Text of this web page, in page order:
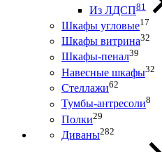
Из ЛДСП81
Шкафы угловые17
Шкафы витрина32
Шкафы-пенал39
Навесные шкафы32
Стеллажи62
Тумбы-антресоли8
Полки29
Диваны282